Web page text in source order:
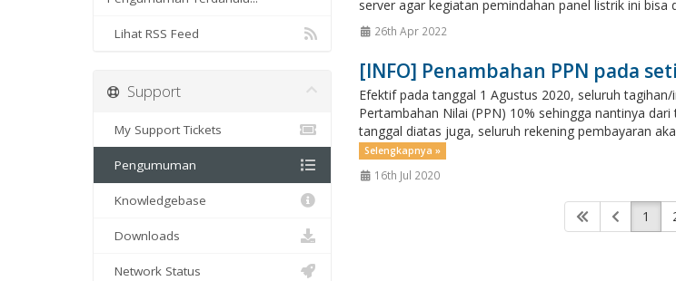
Lihat RSS Feed
server agar kegiatan pemindahan panel listrik ini bisa
26th Apr 2022
[INFO] Penambahan PPN pada
Efektif pada tanggal 1 Agustus 2020, seluruh
Pertambahan Nilai (PPN) 10% sehingga nantinya
tanggal diatas juga, seluruh rekening pembayaran
Selengkapnya »
16th Jul 2020
1
Support
My Support Tickets
Pengumuman
Knowledgebase
Downloads
Network Status